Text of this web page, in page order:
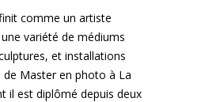
comme un artiste
variété de médiums
et installations
de Master en photo à La
il est diplômé depuis deux